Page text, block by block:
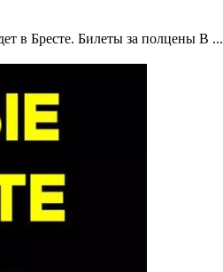
в Бресте. Билеты за полцены В ...